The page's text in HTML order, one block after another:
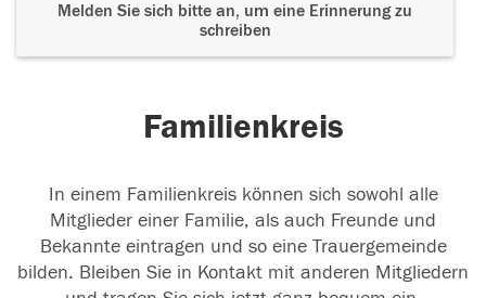
Melden Sie sich bitte an, um eine Erinnerung zu
schreiben
Familienkreis
In einem Familienkreis können sich sowohl alle
Mitglieder einer Familie, als auch Freunde und
Bekannte eintragen und so eine Trauergemeinde
bilden. Bleiben Sie in Kontakt mit anderen Mitgliedern